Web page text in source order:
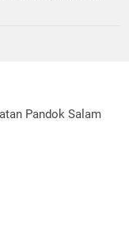
Pandok Salam